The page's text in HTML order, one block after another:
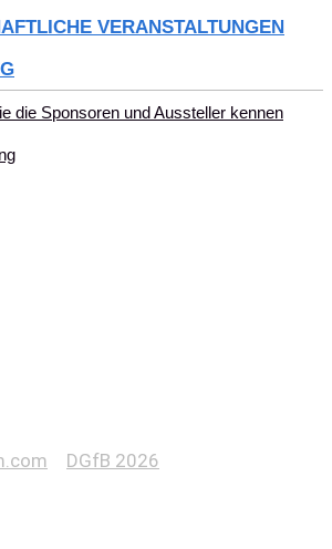
VERANSTALTUNGEN
die Sponsoren und Aussteller kennen
DGfB 2026